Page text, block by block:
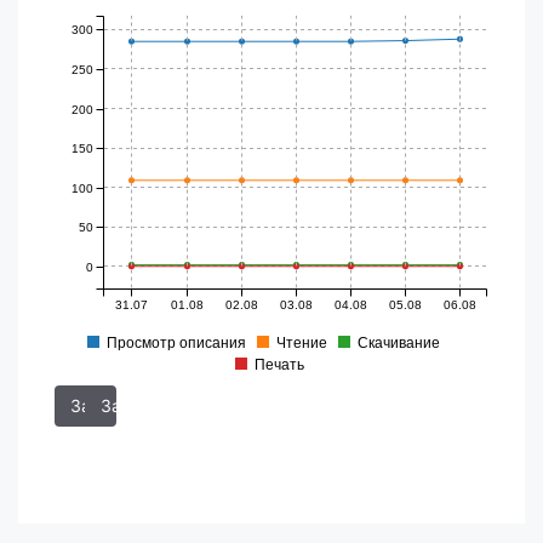
31.07 01.08 02.08 03.08 04.08 05.08 06.08
0
50
100
150
200
250
300
Просмотр описания Чтение
Скачивание
Печать
За 7 дней
За 6 месяцев